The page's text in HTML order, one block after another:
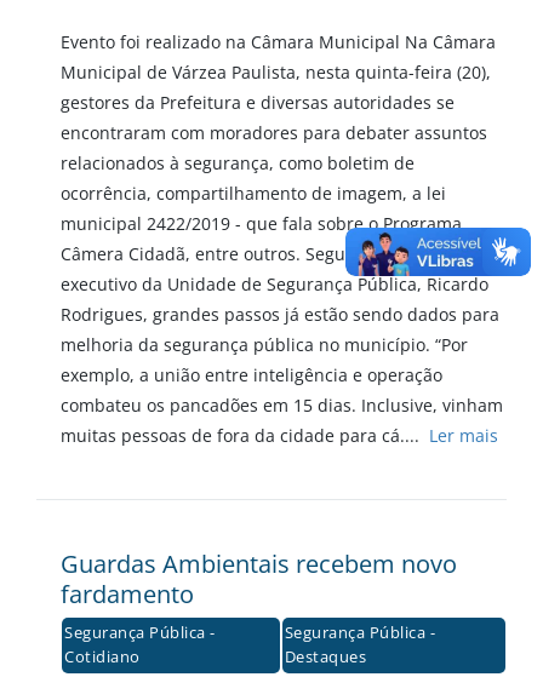
Evento foi realizado na Câmara Municipal Na Câmara
Municipal de Várzea Paulista, nesta quinta-feira (20),
gestores da Prefeitura e diversas autoridades se
encontraram com moradores para debater assuntos
relacionados à segurança, como boletim de
ocorrência, compartilhamento de imagem, a lei
municipal 2422/2019 - que fala sobre o Programa
Câmera Cidadã, entre outros. Segundo o gestor
executivo da Unidade de Segurança Pública, Ricardo
Rodrigues, grandes passos já estão sendo dados para
melhoria da segurança pública no município. “Por
exemplo, a união entre inteligência e operação
combateu os pancadões em 15 dias. Inclusive, vinham
muitas pessoas de fora da cidade para cá.... Ler mais
Guardas Ambientais recebem novo
fardamento
Segurança Pública -
Cotidiano
Segurança Pública -
Destaques